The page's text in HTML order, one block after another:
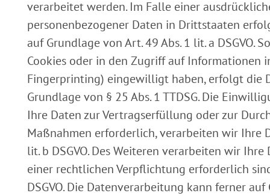
verarbeitet werden. Im Falle einer
personenbezogener Daten in Drittstaaten
auf Grundlage von Art. 49 Abs. 1 lit. a DSGVO.
Cookies oder in den Zugriff auf Informationen
Fingerprinting) eingewilligt haben, erfolgt die
Grundlage von § 25 Abs. 1 TTDSG. Die
Ihre Daten zur Vertragserfüllung oder zur
Maßnahmen erforderlich, verarbeiten wir Ihre
lit. b DSGVO. Des Weiteren verarbeiten wir
einer rechtlichen Verpflichtung erforderlich
DSGVO. Die Datenverarbeitung kann ferner